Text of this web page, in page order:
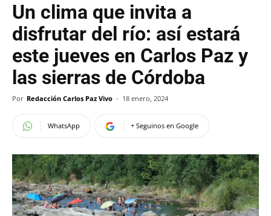
Un clima que invita a
disfrutar del río: así estará
este jueves en Carlos Paz y
las sierras de Córdoba
Por Redacción Carlos Paz Vivo - 18 enero, 2024
WhatsApp + Seguinos en Google